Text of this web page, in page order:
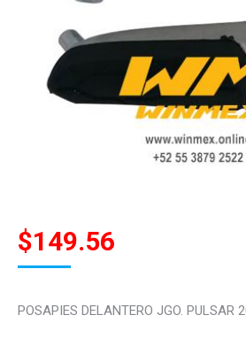
$149.56
POSAPIES DELANTERO JGO. PULSAR